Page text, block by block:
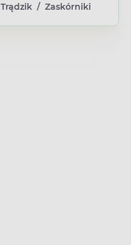
Trądzik / Zaskórniki